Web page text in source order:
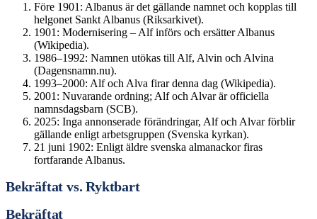
Före 1901: Albanus är det gällande namnet och kopplas till
helgonet Sankt Albanus (Riksarkivet).
1901: Modernisering – Alf införs och ersätter Albanus
(Wikipedia).
1986–1992: Namnen utökas till Alf, Alvin och Alvina
(Dagensnamn.nu).
1993–2000: Alf och Alva firar denna dag (Wikipedia).
2001: Nuvarande ordning; Alf och Alvar är officiella
namnsdagsbarn (SCB).
2025: Inga annonserade förändringar, Alf och Alvar förblir
gällande enligt arbetsgruppen (Svenska kyrkan).
21 juni 1902: Enligt äldre svenska almanackor firas
fortfarande Albanus.
Bekräftat vs. Ryktbart
Bekräftat